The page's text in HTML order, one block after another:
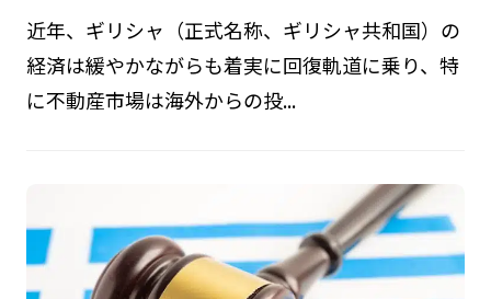
近年、ギリシャ（正式名称、ギリシャ共和国）の
経済は緩やかながらも着実に回復軌道に乗り、特
に不動産市場は海外からの投...